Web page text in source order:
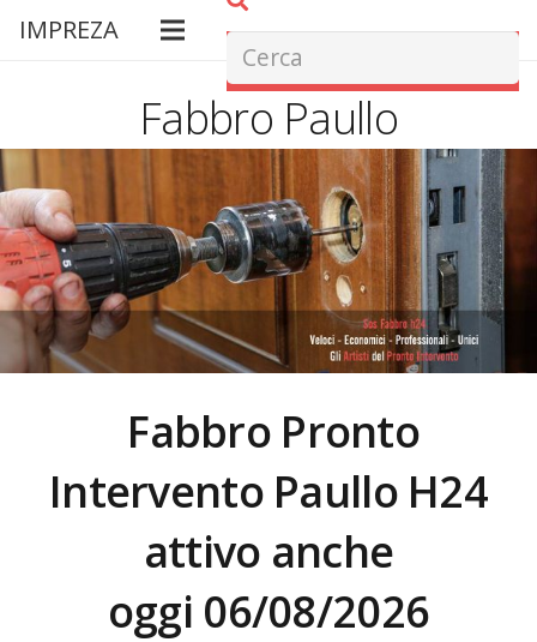
IMPREZA
Fabbro Paullo
Fabbro Pronto
Intervento Paullo H24
attivo anche
oggi 06/08/2026